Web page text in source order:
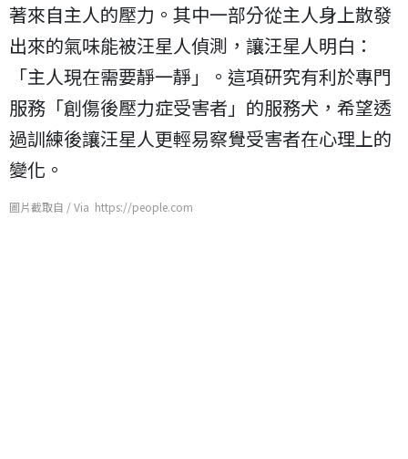
著來自主人的壓力。其中一部分從主人身上散發
出來的氣味能被汪星人偵測，讓汪星人明白：
「主人現在需要靜一靜」。這項研究有利於專門
服務「創傷後壓力症受害者」的服務犬，希望透
過訓練後讓汪星人更輕易察覺受害者在心理上的
變化。
圖片截取自 / Via https://people.com